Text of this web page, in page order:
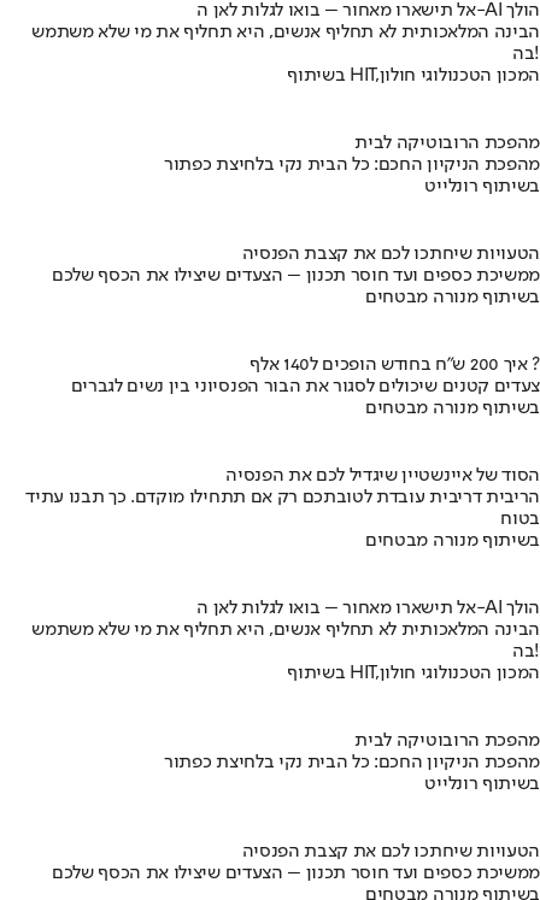
אל תישארו מאחור – בואו לגלות לאן ה-AI הולך
הבינה המלאכותית לא תחליף אנשים, היא תחליף את מי שלא משתמש
בה!
בשיתוף HIT,המכון הטכנולוגי חולון
מהפכת הרובוטיקה לבית
מהפכת הניקיון החכם: כל הבית נקי בלחיצת כפתור
בשיתוף רונלייט
הטעויות שיחתכו לכם את קצבת הפנסיה
ממשיכת כספים ועד חוסר תכנון – הצעדים שיצילו את הכסף שלכם
בשיתוף מנורה מבטחים
איך 200 ש"ח בחודש הופכים ל140 אלף ?
צעדים קטנים שיכולים לסגור את הבור הפנסיוני בין נשים לגברים
בשיתוף מנורה מבטחים
הסוד של איינשטיין שיגדיל לכם את הפנסיה
הריבית דריבית עובדת לטובתכם רק אם תתחילו מוקדם. כך תבנו עתיד
בטוח
בשיתוף מנורה מבטחים
אל תישארו מאחור – בואו לגלות לאן ה-AI הולך
הבינה המלאכותית לא תחליף אנשים, היא תחליף את מי שלא משתמש
בה!
בשיתוף HIT,המכון הטכנולוגי חולון
מהפכת הרובוטיקה לבית
מהפכת הניקיון החכם: כל הבית נקי בלחיצת כפתור
בשיתוף רונלייט
הטעויות שיחתכו לכם את קצבת הפנסיה
ממשיכת כספים ועד חוסר תכנון – הצעדים שיצילו את הכסף שלכם
בשיתוף מנורה מבטחים